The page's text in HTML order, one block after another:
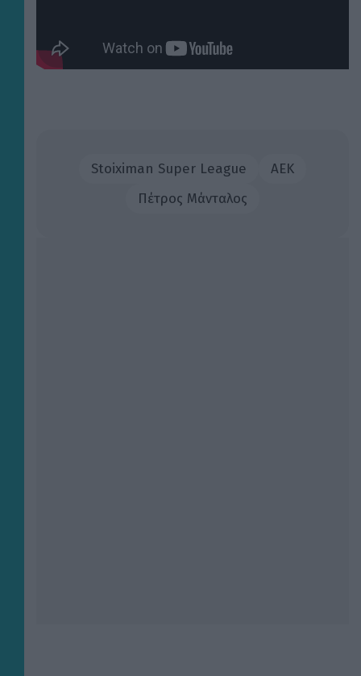
Stoiximan Super League
ΑΕΚ
Πέτρος Μάνταλος